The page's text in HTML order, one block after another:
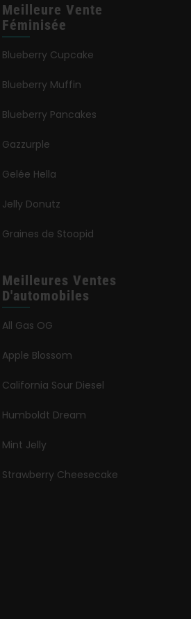
Meilleure Vente
Féminisée
Blueberry Cupcake
Blueberry Muffin
Blueberry Pancakes
Gazzurple
Gelée Hella
Jelly Donutz
Graines de Stoopid
Meilleures Ventes
D'automobiles
All Gas OG
Apple Blossom
California Sour Diesel
Humboldt Dream
Mint Jelly
Strawberry Cheesecake